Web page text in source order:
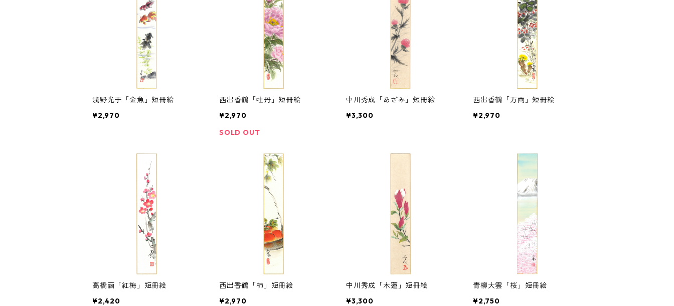
浅野光于「金魚」短冊絵
¥2,970
西出香鶴「牡丹」短冊絵
¥2,970
SOLD OUT
中川秀成「あざみ」短冊絵
¥3,300
西出香鶴「万両」短冊絵
¥2,970
高橋繭「紅梅」短冊絵
¥2,420
西出香鶴「柿」短冊絵
¥2,970
中川秀成「木蓮」短冊絵
¥3,300
青柳大雲「桜」短冊絵
¥2,750